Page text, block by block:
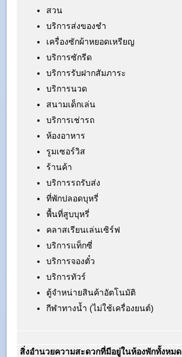
สวน
บริการส่งของชำ
เครื่องซักผ้าหยอดเหรียญ
บริการซักรีด
บริการรับฝากสัมภาระ
บริการนวด
สนามเด็กเล่น
บริการเช่ารถ
ห้องอาหาร
รูมเซอร์วิส
ร้านค้า
บริการรถรับส่ง
ที่พักปลอดบุหรี่
พื้นที่สูบบุหรี่
คลาสเรียนเล่นเซิร์ฟ
บริการแท็กซี่
บริการจองตั๋ว
บริการทัวร์
ตู้จำหน่ายสินค้าอัตโนมัติ
กีฬาทางน้ำ (ไม่ใช้เครื่องยนต์)
สิ่งอำนวยความสะดวกที่มีอยู่ในห้องพักทั้งหมด